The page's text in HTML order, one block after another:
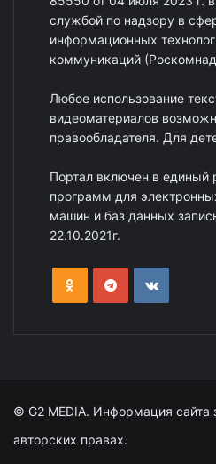
службой по надзору в
информационных
коммуникаций
Любое использование
видеоматериалов
правообладателя. Для
Портал включен в единый
программ для
машин и баз данных
22.10.2021г.
© G2 MEDIA. Информация
авторских правах.